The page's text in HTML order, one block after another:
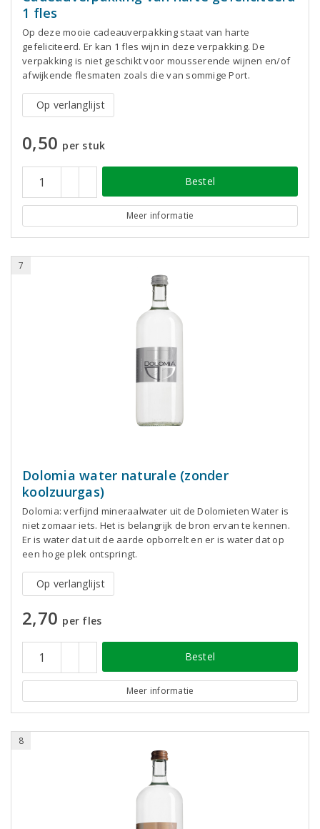
1 fles
Op deze mooie cadeauverpakking staat van harte
gefeliciteerd. Er kan 1 fles wijn in deze verpakking. De
verpakking is niet geschikt voor mousserende wijnen en/of
afwijkende flesmaten zoals die van sommige Port.
Op verlanglijst
0,50 per stuk
Bestel
Meer informatie
7
Dolomia water naturale (zonder
koolzuurgas)
Dolomia: verfijnd mineraalwater uit de Dolomieten Water is
niet zomaar iets. Het is belangrijk de bron ervan te kennen.
Er is water dat uit de aarde opborrelt en er is water dat op
een hoge plek ontspringt.
Op verlanglijst
2,70 per fles
Bestel
Meer informatie
8